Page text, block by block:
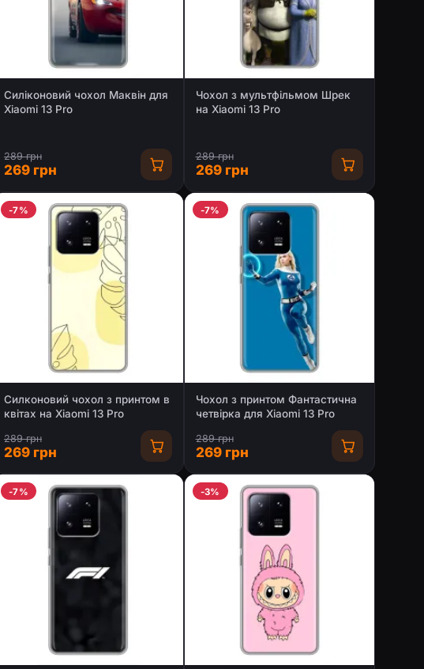
Силіконовий чохол Маквін для
Xiaomi 13 Pro
289 грн
269 грн
Чохол з мультфільмом Шрек
на Xiaomi 13 Pro
289 грн
269 грн
-7%
Силконовий чохол з принтом в
квітах на Xiaomi 13 Pro
289 грн
269 грн
-7%
Чохол з принтом Фантастична
четвірка для Xiaomi 13 Pro
289 грн
269 грн
-7% -3%